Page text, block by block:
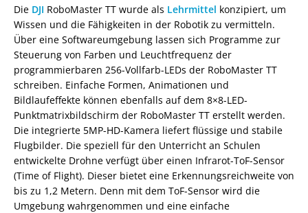
Die DJI RoboMaster TT wurde als Lehrmittel konzipiert, um
Wissen und die Fähigkeiten in der Robotik zu vermitteln.
Über eine Softwareumgebung lassen sich Programme zur
Steuerung von Farben und Leuchtfrequenz der
programmierbaren 256-Vollfarb-LEDs der RoboMaster TT
schreiben. Einfache Formen, Animationen und
Bildlaufeffekte können ebenfalls auf dem 8×8-LED-
Punktmatrixbildschirm der RoboMaster TT erstellt werden.
Die integrierte 5MP-HD-Kamera liefert flüssige und stabile
Flugbilder. Die speziell für den Unterricht an Schulen
entwickelte Drohne verfügt über einen Infrarot-ToF-Sensor
(Time of Flight). Dieser bietet eine Erkennungsreichweite von
bis zu 1,2 Metern. Denn mit dem ToF-Sensor wird die
Umgebung wahrgenommen und eine einfache